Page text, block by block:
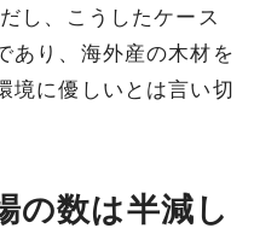
し、こうしたケース
あり、海外産の木材を
境に優しいとは言い切
の数は半減し